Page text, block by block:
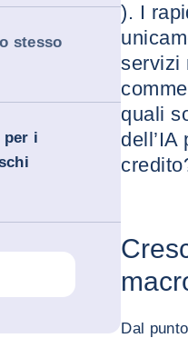
stesso
per i
). I
servizi
quali
Dal